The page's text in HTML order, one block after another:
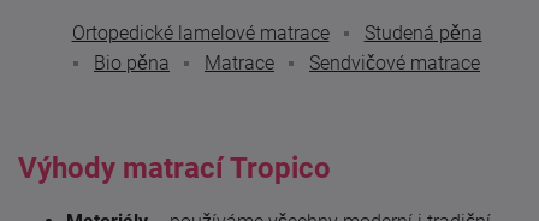
Ortopedické lamelové matrace
Studená pěna
Bio pěna
Matrace Sendvičové matrace
Výhody matrací Tropico